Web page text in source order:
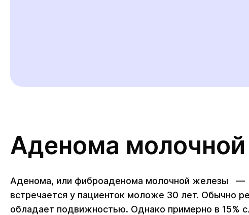
Аденома
Аденома, или фиброаденома молочной железы —
встречается у пациенток моложе 30 лет. Обычно
обладает подвижностью. Однако примерно в 15%